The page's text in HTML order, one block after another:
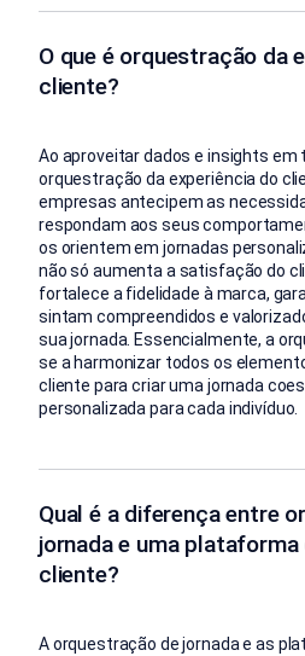
O que é orquestração da
cliente?
Ao aproveitar dados e insights em
orquestração da experiência do
empresas antecipem as
respondam aos seus
os orientem em jornadas
não só aumenta a satisfação do
fortalece a fidelidade à marca,
sintam compreendidos e
sua jornada. Essencialmente, a
se a harmonizar todos os
cliente para criar uma jornada
personalizada para cada indivíduo.
Qual é a diferença entre
jornada e uma
cliente?
A orquestração de jornada e as